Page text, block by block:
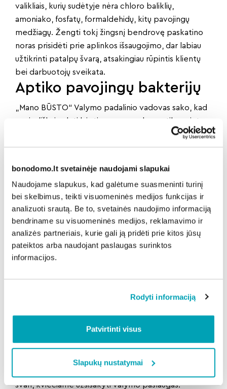
bonodomo.lt svetainėje naudojami slapukai
Naudojame slapukus, kad galėtume suasmeninti turinį
bei skelbimus, teikti visuomeninės medijos funkcijas ir
analizuoti srautą. Be to, svetainės naudojimo informaciją
bendriname su visuomeninės medijos, reklamavimo ir
analizės partneriais, kurie gali ją pridėti prie kitos jūsų
pateiktos arba naudojant paslaugas surinktos
informacijos.
Rodyti informaciją
Patvirtinti visus
Slapukų nustatymai
valikliais, kurių sudėtyje nėra chloro baliklių,
amoniako, fosfatų, formaldehidų, kitų pavojingų
medžiagų. Žengti tokį žingsnį bendrovę paskatino
noras prisidėti prie aplinkos išsaugojimo, dar labiau
užtikrinti patalpų švarą, atsakingiau rūpintis klientų
bei darbuotojų sveikata.
Aptiko pavojingų bakterijų
„Mano BŪSTO“ Valymo padalinio vadovas sako, kad
periodiškai valyti laiptines yra svarbu ne tik norint
užtikrinti tvarką ir švarą, bet ir užkirsti kelią pavojingų
ligų plitimui. Mat anksčiau Nacionalinės visuomenės
daugiabučių namų laiptinių tyrimas atskleidė
pavojingą tiesą – nevalomose laiptinėse bakterijų ir
pelėsinių grybų skaičius buvo dešimtis kartų didesnis
nei periodiškai valomose bendrojo naudojimo
patalpose. Nešvariose laiptinėse mikrobiologai buvo
aptikę ir žmogaus sveikatai pavojingo auksinio
stafilokoko bakterijų.
tiesiog sušluodami smėlio ir purvo likučius. Tačiau
klaidinga manyti, jog pavojingus užkratus galima
iš tikrųjų. Kokybiškai išvalyti bendrąsias patalpas
įmanoma tik naudojant specialias priemones ir
laikantis numatytų specifikacijų“, – teigė N.Čijunskas.
švari, kviečiame užsisakyti valymo paslaugas: